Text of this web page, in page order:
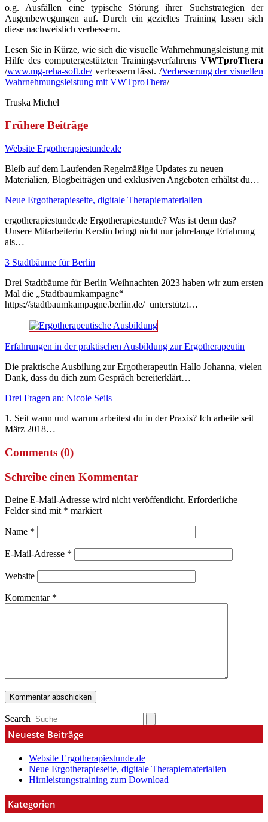
o.g. Ausfällen eine typische Störung ihrer Suchstrategien der
Augenbewegungen auf. Durch ein gezieltes Training lassen sich
diese nachweislich verbessern.
Lesen Sie in Kürze, wie sich die visuelle Wahrnehmungsleistung mit
Hilfe des computergestützten Trainingsverfahrens VWTproThera
/www.mg-reha-soft.de/verbessern lässt. /Verbesserung der visuellen
Wahrnehmungsleistung mit VWTproThera/
Truska Michel
Frühere Beiträge
Website Ergotherapiestunde.de
Bleib auf dem Laufenden Regelmäßige Updates zu neuen
Materialien, Blogbeiträgen und exklusiven Angeboten erhältst du…
Neue Ergotherapieseite, digitale Therapiematerialien
ergotherapiestunde.de Ergotherapiestunde? Was ist denn das?
Unsere Mitarbeiterin Kerstin bringt nicht nur jahrelange Erfahrung
als…
3 Stadtbäume für Berlin
Drei Stadtbäume für Berlin Weihnachten 2023 haben wir zum ersten
Mal die „Stadtbaumkampagne“
https://stadtbaumkampagne.berlin.de/ unterstützt…
Erfahrungen in der praktischen Ausbildung zur Ergotherapeutin
Die praktische Ausbilung zur Ergotherapeutin Hallo Johanna, vielen
Dank, dass du dich zum Gespräch bereiterklärt…
Drei Fragen an: Nicole Seils
1. Seit wann und warum arbeitest du in der Praxis? Ich arbeite seit
März 2018…
Comments (0)
Schreibe einen Kommentar
Deine E-Mail-Adresse wird nicht veröffentlicht. Erforderliche
Felder sind mit * markiert
Name *
E-Mail-Adresse *
Website
Kommentar *
Search
Neueste Beiträge
Website Ergotherapiestunde.de
Neue Ergotherapieseite, digitale Therapiematerialien
Hirnleistungstraining zum Download
Kategorien